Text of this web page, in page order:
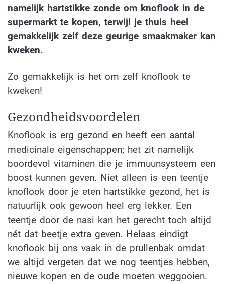
namelijk hartstikke zonde om knoflook in de
supermarkt te kopen, terwijl je thuis heel
gemakkelijk zelf deze geurige smaakmaker kan
kweken.
Zo gemakkelijk is het om zelf knoflook te
kweken!
Gezondheidsvoordelen
Knoflook is erg gezond en heeft een aantal
medicinale eigenschappen; het zit namelijk
boordevol vitaminen die je immuunsysteem een
boost kunnen geven. Niet alleen is een teentje
knoflook door je eten hartstikke gezond, het is
natuurlijk ook gewoon heel erg lekker. Een
teentje door de nasi kan het gerecht toch altijd
nét dat beetje extra geven. Helaas eindigt
knoflook bij ons vaak in de prullenbak omdat
we altijd vergeten dat we nog teentjes hebben,
nieuwe kopen en de oude moeten weggooien.